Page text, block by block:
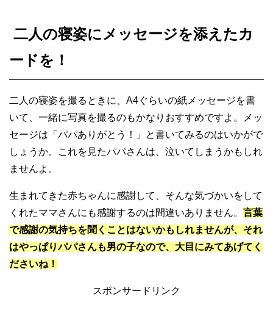
二人の寝姿にメッセージを添えたカ
ードを！
二人の寝姿を撮るときに、A4ぐらいの紙メッセージを書
いて、一緒に写真を撮るのもかなりおすすめですよ。メッ
セージは「パパありがとう！」と書いてみるのはいかがで
しょうか。これを見たパパさんは、泣いてしまうかもしれ
ませんよ。
生まれてきた赤ちゃんに感謝して、そんな気づかいをして
くれたママさんにも感謝するのは間違いありません。 言葉
で感謝の気持ちを聞くことはないかもしれませんが、それ
はやっぱりパパさんも男の子なので、大目にみてあげてく
ださいね！
スポンサードリンク